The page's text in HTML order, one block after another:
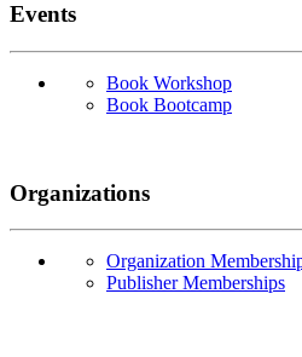
Events
Book Workshop
Book Bootcamp
Organizations
Organization
Publisher Memberships